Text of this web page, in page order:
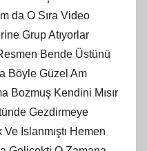
da O Sıra Video
Grup Atıyorlar
Bende Üstünü
Böyle Güzel Am
Bozmuş Kendini Mısır
Gezdirmeye
Ve Islanmıştı Hemen